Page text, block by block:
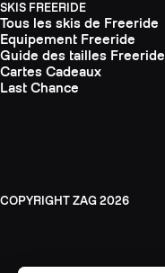
SKIS FREERIDE
Tous les skis de Freeride
Equipement Freeride
Guide des tailles Freeride
Cartes Cadeaux
Last Chance
ZAG 2026